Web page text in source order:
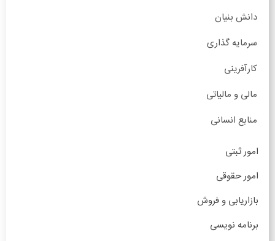
دانش بنیان
سرمایه گذاری
کارآفرینی
مالی و مالیاتی
منابع انسانی
امور ثبتی
امور حقوقی
بازاریابی و فروش
برنامه نویسی